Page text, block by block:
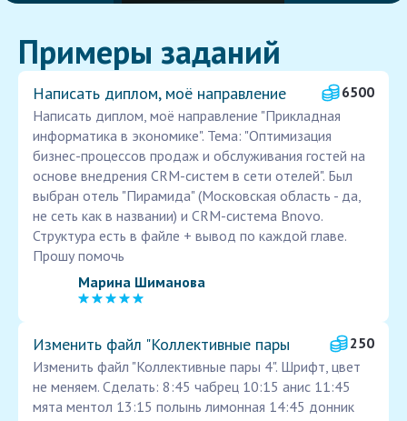
Примеры заданий
Написать диплом, моё направление
6500
Написать диплом, моё направление "Прикладная
информатика в экономике". Тема: "Оптимизация
бизнес-процессов продаж и обслуживания гостей на
основе внедрения CRM-систем в сети отелей". Был
выбран отель "Пирамида" (Московская область - да,
не сеть как в названии) и CRM-система Bnovo.
Структура есть в файле + вывод по каждой главе.
Прошу помочь
Марина Шиманова
Изменить файл "Коллективные пары
250
Изменить файл "Коллективные пары 4". Шрифт, цвет
не меняем. Сделать: 8:45 чабрец 10:15 анис 11:45
мята ментол 13:15 полынь лимонная 14:45 донник